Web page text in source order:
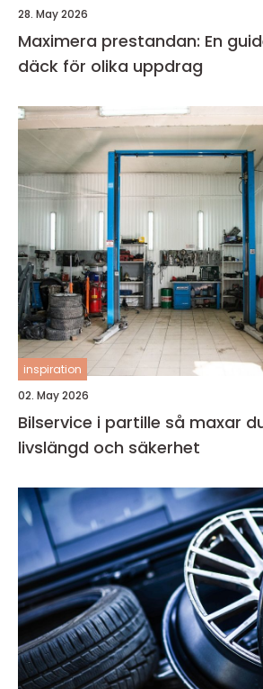
28. May 2026
Maximera prestandan: En
däck för olika uppdrag
inspiration
02. May 2026
Bilservice i partille så maxar du bilens
livslängd och säkerhet